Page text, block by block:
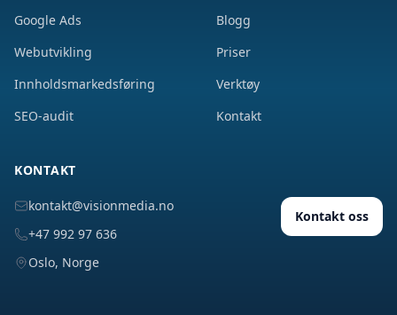
Google Ads
Webutvikling
Innholdsmarkedsføring
SEO-audit
Blogg
Priser
Verktøy
Kontakt
KONTAKT
kontakt@visionmedia.no
+47 992 97 636
Oslo, Norge
Kontakt oss